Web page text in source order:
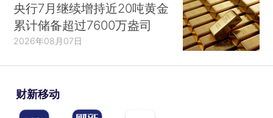
央行7月继续增持近20吨黄金
累计储备超过7600万盎司
2026年08月07日
财新移动